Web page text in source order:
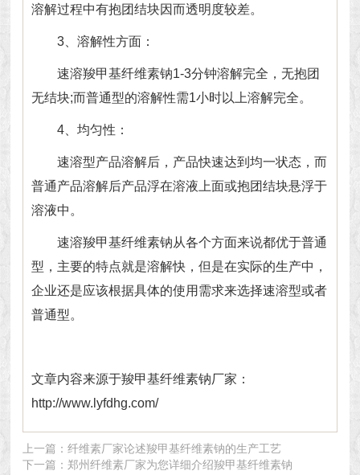
溶解过程中有抱团结块因而透明度较差。
3、溶解性方面：
速溶羧甲基纤维素钠1-3分钟溶解完全，无抱团
无结块;而普通型的溶解性需1小时以上溶解完全。
4、均匀性：
速溶型产品溶解后，产品快速达到均一状态，而
普通产品溶解后产品浮在溶液上面或抱团结块悬浮于
溶液中。
速溶羧甲基纤维素钠从各个方面来说都优于普通
型，主要的特点就是溶解快，但是在实际的生产中，
企业还是应该根据具体的使用需求来选择速溶型或者
普通型。
文章内容来源于羧甲基纤维素钠厂家：
http://www.lyfdhg.com/
上一篇：纤维素厂家论述羧甲基纤维素钠的生产工艺
下一篇：郑州纤维素厂家为您详细介绍羧甲基纤维素钠